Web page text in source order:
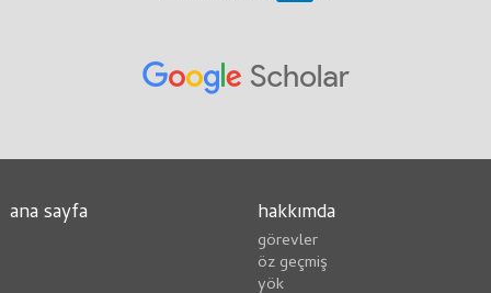
ana sayfa hakkımda
görevler
öz geçmiş
yök